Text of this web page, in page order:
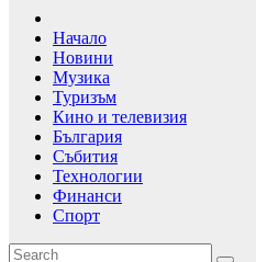
Начало
Новини
Музика
Туризъм
Кино и телевизия
България
Събития
Технологии
Финанси
Спорт